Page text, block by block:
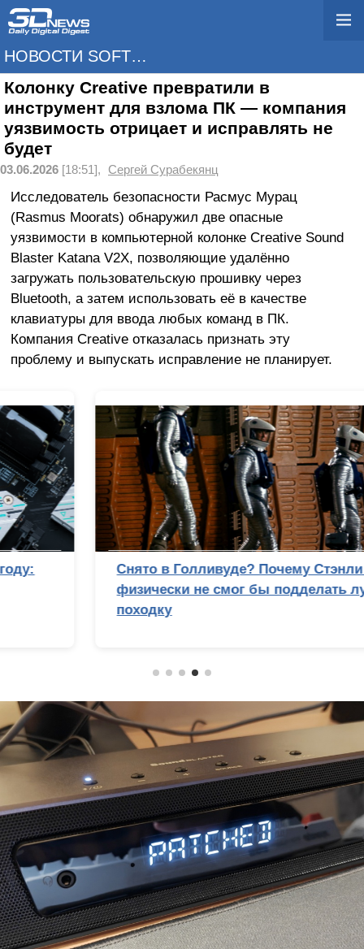
НОВОСТИ SOFTWARE
Колонку Creative превратили в
инструмент для взлома ПК — компания
уязвимость отрицает и исправлять не
будет
03.06.2026 [18:51], Сергей Сурабекянц
Исследователь безопасности Расмус Мурац
(Rasmus Moorats) обнаружил две опасные
уязвимости в компьютерной колонке Creative Sound
Blaster Katana V2X, позволяющие удалённо
загружать пользовательскую прошивку через
Bluetooth, а затем использовать её в качестве
клавиатуры для ввода любых команд в ПК.
Компания Creative отказалась признать эту
проблему и выпускать исправление не планирует.
Снято в Голливуде? Почему Стэнли Кубрик
физически не смог бы подделать лунную